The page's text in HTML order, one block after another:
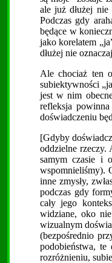
ale już dłużej
Podczas gdy
będące w
jako korelatem
dłużej nie
Ale chociaż ten
subiektywności
jest w nim
refleksja
doświadczeniu
[Gdyby
oddzielne rzeczy.
samym czasie i
wspomnieliśmy).
inne zmysły,
podczas gdy
cały jego
widziane, oko
wizualnym
(bezpośrednio
podobieństwa, te
rozróżnieniu,